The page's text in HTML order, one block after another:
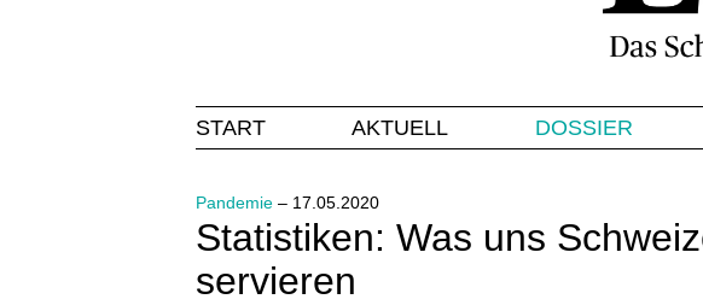
START AKTUELL DOSSIER
Pandemie – 17.05.2020
Statistiken: Was uns
servieren